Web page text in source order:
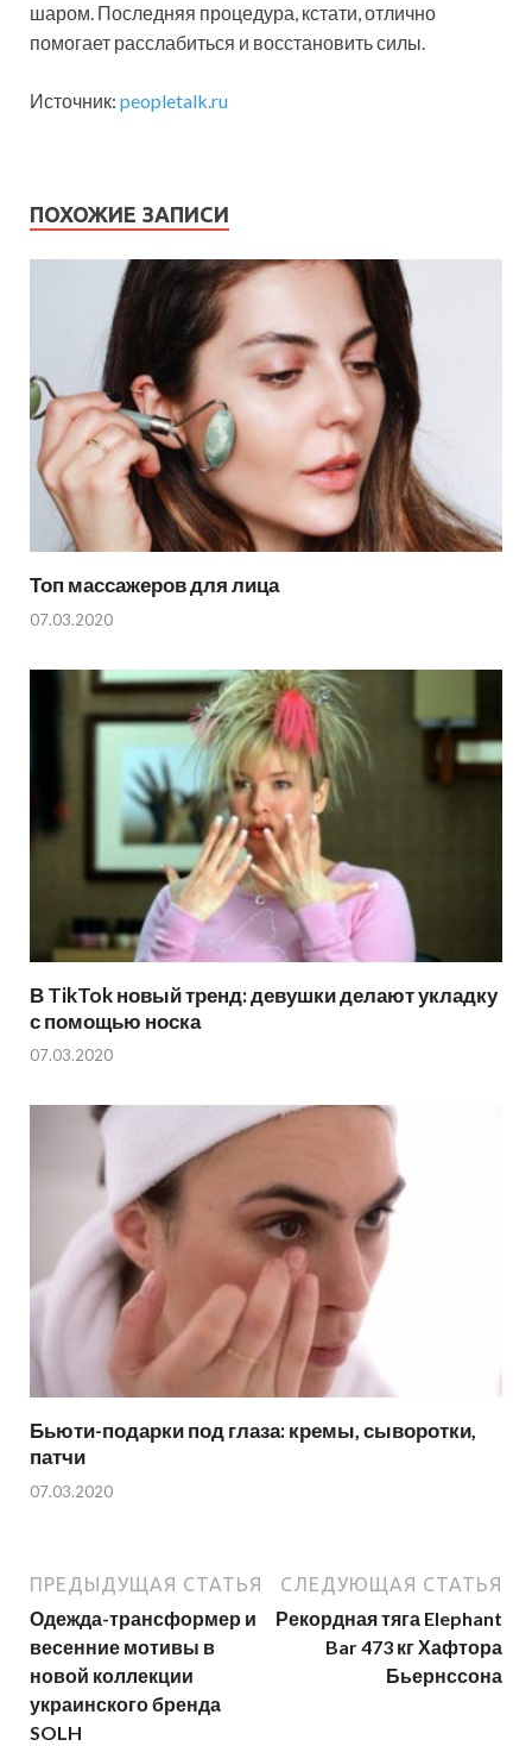
шаром. Последняя процедура, кстати, отлично
помогает расслабиться и восстановить силы.
Источник: peopletalk.ru
ПОХОЖИЕ ЗАПИСИ
Топ массажеров для лица
07.03.2020
В TikTok новый тренд: девушки делают укладку
с помощью носка
07.03.2020
Бьюти-подарки под глаза: кремы, сыворотки,
патчи
07.03.2020
ПРЕДЫДУЩАЯ СТАТЬЯ
Одежда-трансформер и
весенние мотивы в
новой коллекции
украинского бренда
SOLH
СЛЕДУЮЩАЯ СТАТЬЯ
Рекордная тяга Elephant
Bar 473 кг Хафтора
Бьернссона